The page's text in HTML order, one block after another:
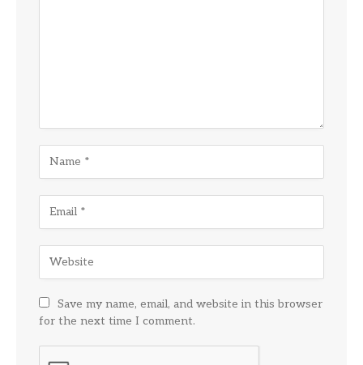
Save my name, email, and website in this browser
for the next time I comment.